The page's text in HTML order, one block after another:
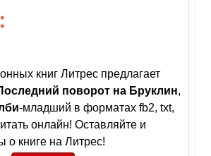
книг Литрес предлагает
поворот на Бруклин,
-младший в форматах fb2, txt,
онлайн! Оставляйте и
о книге на Литрес!